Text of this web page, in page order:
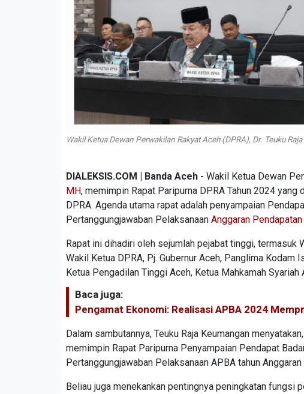
Wakil Ketua Dewan Perwakilan Rakyat Aceh (DPRA), Dr. Teuku
DIALEKSIS.COM | Banda Aceh - Wakil Ketua Dewan
MH, memimpin Rapat Paripurna DPRA Tahun 2024
DPRA. Agenda utama rapat adalah penyampaian
Pertanggungjawaban Pelaksanaan Anggaran
Rapat ini dihadiri oleh sejumlah pejabat tinggi, termasuk
Wakil Ketua DPRA, Pj. Gubernur Aceh, Panglima Kodam
Ketua Pengadilan Tinggi Aceh, Ketua Mahkamah
Baca juga:
Pengamat Ekonomi: Realisasi APBA 2024
Dalam sambutannya, Teuku Raja Keumangan
memimpin Rapat Paripurna Penyampaian Pendapat
Pertanggungjawaban Pelaksanaan APBA tahun Anggaran
Beliau juga menekankan pentingnya peningkatan